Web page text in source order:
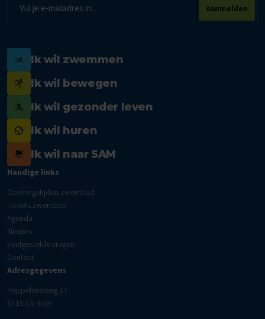
mailadres
Aanmelden
Ik wil zwemmen
Ik wil bewegen
Ik wil gezonder leven
Ik wil huren
Ik wil naar SAM
Handige links
Openingstijden zwembad
Tickets zwembad
Agenda
Nieuws
Veelgestelde vragen
Contact
Adresgegevens
Peppelensteeg 17
6715 CV Ede